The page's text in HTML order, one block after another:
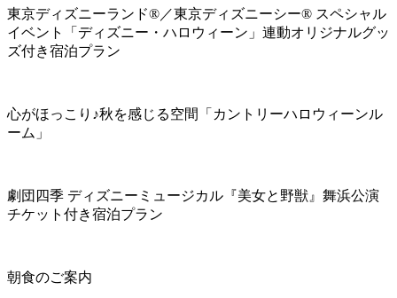
東京ディズニーランド®／東京ディズニーシー® スペシャル
イベント「ディズニー・ハロウィーン」連動オリジナルグッ
ズ付き宿泊プラン
心がほっこり♪秋を感じる空間「カントリーハロウィーンル
ーム」
劇団四季 ディズニーミュージカル『美女と野獣』舞浜公演
チケット付き宿泊プラン
朝食のご案内